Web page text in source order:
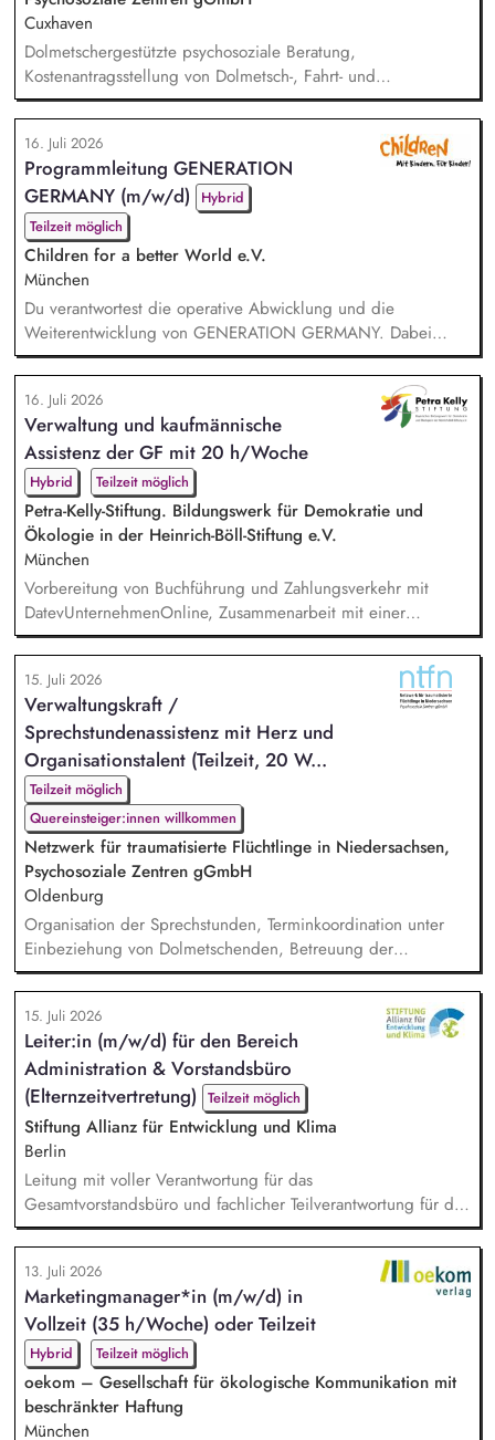
Cuxhaven
Dolmetschergestützte psychosoziale Beratung,
Kostenantragsstellung von Dolmetsch-, Fahrt- und
Therapiekosten, Mitarbeit in externen Netzwerken und
Arbeitsgruppen, Vermittlung in die psychiatrische /
psychotherapeutische Regelversorgung.
16. Juli 2026
Programmleitung GENERATION
GERMANY (m/w/d)
Hybrid
Teilzeit möglich
Children for a better World e.V.
München
Du verantwortest die operative Abwicklung und die
Weiterentwicklung von GENERATION GERMANY. Dabei
arbeitest Du im Team und auch eng mit unserem Vorstand
zusammen und übernimmst Verantwortung für die Strategie,
die Umsetzung und das Wachstum des Programms. Dazu
gehören insbesondere: Inhaltliche, strategische und
organisatorische Weiterentwicklung des Programms,
Konzeption, Planung und Durchführ...
16. Juli 2026
Verwaltung und kaufmännische
Assistenz der GF mit 20 h/Woche
Hybrid Teilzeit möglich
Petra-Kelly-Stiftung. Bildungswerk für Demokratie und
Ökologie in der Heinrich-Böll-Stiftung e.V.
München
Vorbereitung von Buchführung und Zahlungsverkehr mit
DatevUnternehmenOnline, Zusammenarbeit mit einer
Steuerkanzlei, Zuarbeit Wirtschaftsprüfung bei der Erstellung
des Verwendungsnachweises und des Jahresabschlusses,
Unterstützung in der Projektadministration und -abrechnung,
Administrative Beratung von Kooperationspartner*innen,
Pflege von Personalstammdaten, Unterstützung der
Geschäftsführ...
15. Juli 2026
Verwaltungskraft /
Sprechstundenassistenz mit Herz und
Organisationstalent (Teilzeit, 20 W...
Teilzeit möglich
Quereinsteiger:innen willkommen
Netzwerk für traumatisierte Flüchtlinge in Niedersachsen,
Psychosoziale Zentren gGmbH
Oldenburg
Organisation der Sprechstunden, Terminkoordination unter
Einbeziehung von Dolmetschenden, Betreuung der
telefonischen Sprechzeiten, Datenbankpflege, allgemeine
Verwaltungstätigkeiten, Unterstützung bei der Vermittlung in
die Regelversorgung.
15. Juli 2026
Leiter:in (m/w/d) für den Bereich
Administration & Vorstandsbüro
(Elternzeitvertretung) Teilzeit möglich
Stiftung Allianz für Entwicklung und Klima
Berlin
Leitung mit voller Verantwortung für das
Gesamtvorstandsbüro und fachlicher Teilverantwortung für die
Mitarbeitenden der Vorstandsbüros. Budgetsteuerung
Vorstandsbüro. Management des Berichtswesens; Steuerung
und Sicherstellung der fristgerechten Abgabe. Inhaltliche
Vorbereitung, Steuerung, Durchführung und Nachbereitung
von Terminen mit satzungsgemäßen Gremien (Kuratorium,
Beirat). Analys...
13. Juli 2026
Marketingmanager*in (m/w/d) in
Vollzeit (35 h/Woche) oder Teilzeit
Hybrid Teilzeit möglich
oekom – Gesellschaft für ökologische Kommunikation mit
beschränkter Haftung
München